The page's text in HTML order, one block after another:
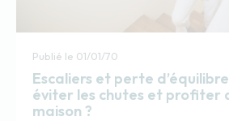
Publié le 01/01/70
Escaliers et perte
éviter les chutes et profiter
maison ?